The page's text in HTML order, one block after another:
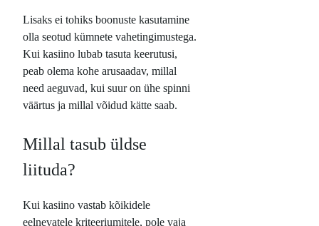
Lisaks ei tohiks boonuste kasutamine
olla seotud kümnete vahetingimustega.
Kui kasiino lubab tasuta keerutusi,
peab olema kohe arusaadav, millal
need aeguvad, kui suur on ühe spinni
väärtus ja millal võidud kätte saab.
Millal tasub üldse
liituda?
Kui kasiino vastab kõikidele
eelnevatele kriteeriumitele, pole vaja